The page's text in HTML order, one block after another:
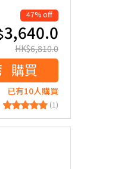
47% off
3,640.0
HK$6,810.0
購買
已有10人購買
(1)